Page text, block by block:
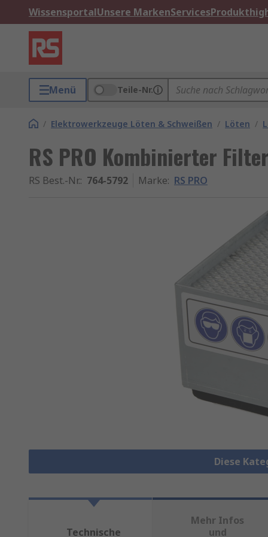
WissensportalUnsere MarkenServices
Menü Teile-Nr.
/ Elektrowerkzeuge Löten & Schweißen / Löten /
RS PRO Kombinierter
RS Best.-Nr.: 764-5792 Marke: RS PRO
Diese
Technische
Mehr Infos
und